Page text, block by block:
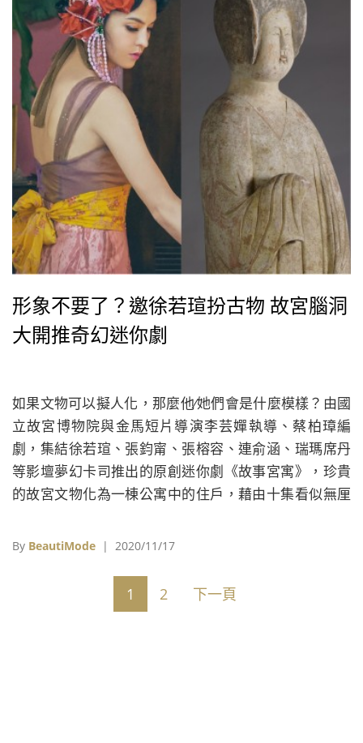
形象不要了？邀徐若瑄扮古物 故宮腦洞
大開推奇幻迷你劇
如果文物可以擬人化，那麼他∕她們會是什麼模樣？由國
立故宮博物院與金馬短片導演李芸嬋執導、蔡柏璋編
劇，集結徐若瑄、張鈞甯、張榕容、連俞涵、瑞瑪席丹
等影壇夢幻卡司推出的原創迷你劇《故事宮寓》，珍貴
的故宮文物化為一棟公寓中的住戶，藉由十集看似無厘
何排解寂寞孤獨的慢時光，學習自娛、自樂、自癒的生
By BeautiMode | 2020/11/17
1 2 下一頁